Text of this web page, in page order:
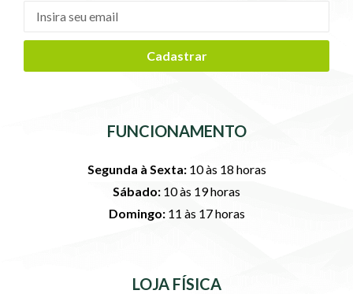
Cadastrar
FUNCIONAMENTO
Segunda à Sexta:10 às 18 horas
Sábado: 10 às 19 horas
Domingo:11 às 17 horas
LOJA FÍSICA